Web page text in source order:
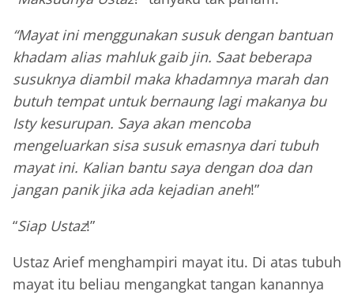
“Mayat ini menggunakan susuk dengan bantuan
khadam alias mahluk gaib jin. Saat beberapa
susuknya diambil maka khadamnya marah dan
butuh tempat untuk bernaung lagi makanya bu
Isty kesurupan. Saya akan mencoba
mengeluarkan sisa susuk emasnya dari tubuh
mayat ini. Kalian bantu saya dengan doa dan
jangan panik jika ada kejadian aneh!”
“Siap Ustaz!”
Ustaz Arief menghampiri mayat itu. Di atas tubuh
mayat itu beliau mengangkat tangan kanannya